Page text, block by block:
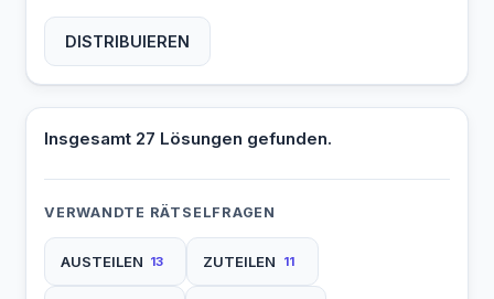
DISTRIBUIEREN
Insgesamt 27 Lösungen gefunden.
VERWANDTE RÄTSELFRAGEN
AUSTEILEN 13 ZUTEILEN 11